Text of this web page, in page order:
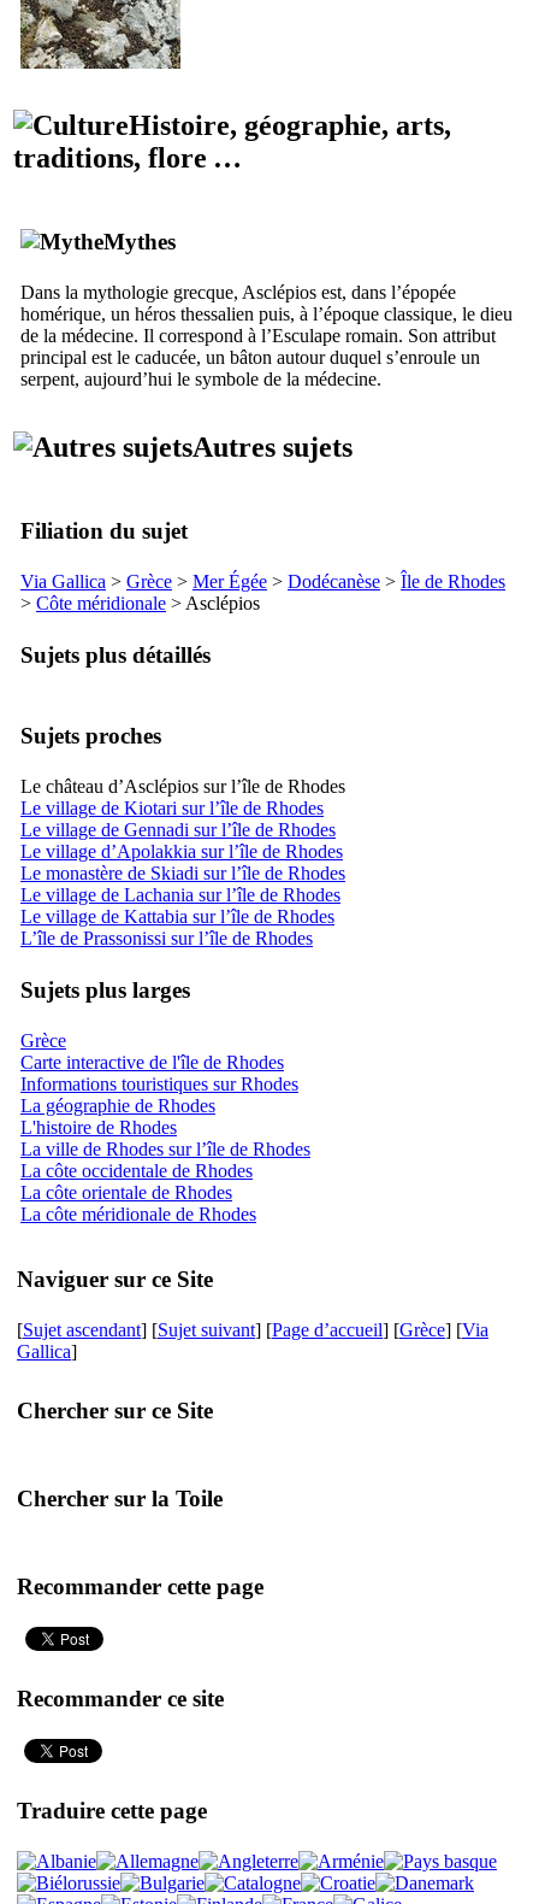
Histoire, géographie, arts,
traditions, flore …
Mythes
Dans la mythologie grecque, Asclépios est, dans l’épopée
homérique, un héros thessalien puis, à l’époque classique, le dieu
de la médecine. Il correspond à l’Esculape romain. Son attribut
principal est le caducée, un bâton autour duquel s’enroule un
serpent, aujourd’hui le symbole de la médecine.
Autres sujets
Filiation du sujet
Via Gallica > Grèce > Mer Égée > Dodécanèse > Île de Rhodes
> Côte méridionale > Asclépios
Sujets plus détaillés
Sujets proches
Le château d’Asclépios sur l’île de Rhodes
Le village de Kiotari sur l’île de Rhodes
Le village de Gennadi sur l’île de Rhodes
Le village d’Apolakkia sur l’île de Rhodes
Le monastère de Skiadi sur l’île de Rhodes
Le village de Lachania sur l’île de Rhodes
Le village de Kattabia sur l’île de Rhodes
L’île de Prassonissi sur l’île de Rhodes
Sujets plus larges
Grèce
Carte interactive de l'île de Rhodes
Informations touristiques sur Rhodes
La géographie de Rhodes
L'histoire de Rhodes
La ville de Rhodes sur l’île de Rhodes
La côte occidentale de Rhodes
La côte orientale de Rhodes
La côte méridionale de Rhodes
Naviguer sur ce Site
[Sujet ascendant] [Sujet suivant] [Page d’accueil] [Grèce] [Via
Gallica]
Chercher sur ce Site
Chercher sur la Toile
Recommander cette page
Recommander ce site
Traduire cette page